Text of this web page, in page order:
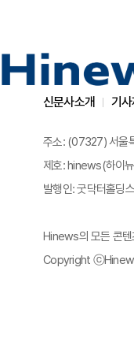
신문사소개 기
주소: (07327) 서울
제호: hinews(하이
발행인: 굿닥터홀딩
Hinews의 모든 콘텐
Copyright